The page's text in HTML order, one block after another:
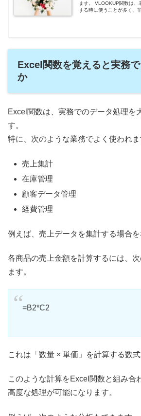
ます。 VLOOKUP関数は、
する時に使うことが多く、
説していきたいと思います
VLOOKUP関数とは、指定
Excel関数を覚えると実務
か
Excel関数は、実務でのデータ処理を
す。
特に、次のような業務でよく使われま
売上集計
在庫管理
顧客データ管理
経費管理
例えば、売上データを集計する場合を
各商品の売上金額を計算するには、
ます。
=B2*C2
これは「数量 × 単価」を計算する数式
このような計算をExcel関数と組み合
高度な処理が可能になります。